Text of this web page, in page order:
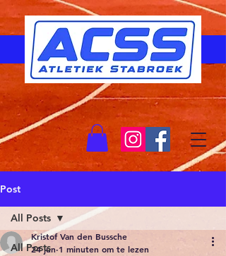
Post
All Posts
All Posts
Kristof Van den Bussche
24 jun 1 minuten om te lezen